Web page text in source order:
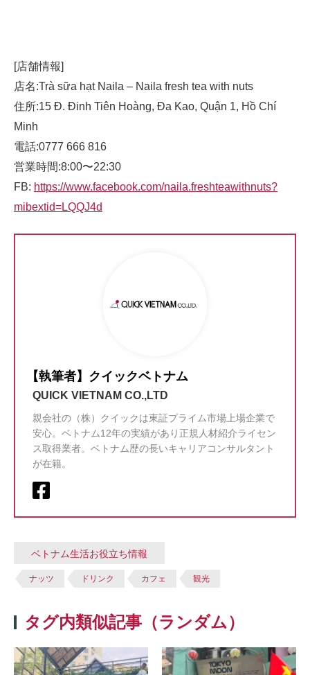
[店舗情報]
店名:Trà sữa hạt Naila – Naila fresh tea with nuts
住所:15 Đ. Đinh Tiên Hoàng, Đa Kao, Quận 1, Hồ Chí
Minh
電話:0777 666 816
営業時間:8:00〜22:30
FB: https://www.facebook.com/naila.freshteawithnuts?
mibextid=LQQJ4d
【執筆者】クイックベトナム
QUICK VIETNAM CO.,LTD
親会社の（株）クイックは東証プライム市場上場企業で
安心。ベトナム12年の実績があり正規人材紹介ライセン
ス取得業者。ベトナム歴の長いキャリアコンサルタント
が在籍。
ベトナム生活お役立ち情報
ナッツ ドリンク カフェ 観光
タグ内類似記事（ランダム）